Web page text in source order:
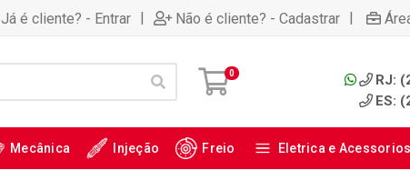
Já é cliente? - Entrar | Não é cliente? - Cadastrar |
0
RJ:
ES:
Mecânica Injeção Freio Eletrica e Acessorios